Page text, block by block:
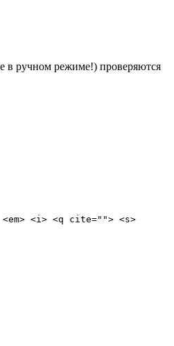
в ручном режиме!) проверяются
<i> <q cite=""> <s>